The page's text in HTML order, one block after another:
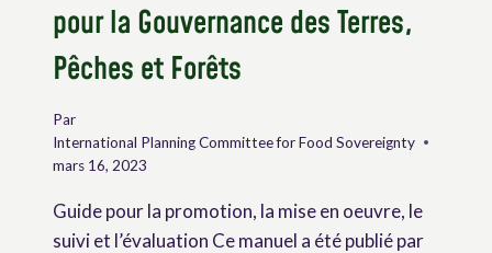
pour la Gouvernance des Terres,
Pêches et Forêts
Par
International Planning Committee for Food Sovereignty
mars 16, 2023
Guide pour la promotion, la mise en oeuvre, le
suivi et l’évaluation Ce manuel a été publié par